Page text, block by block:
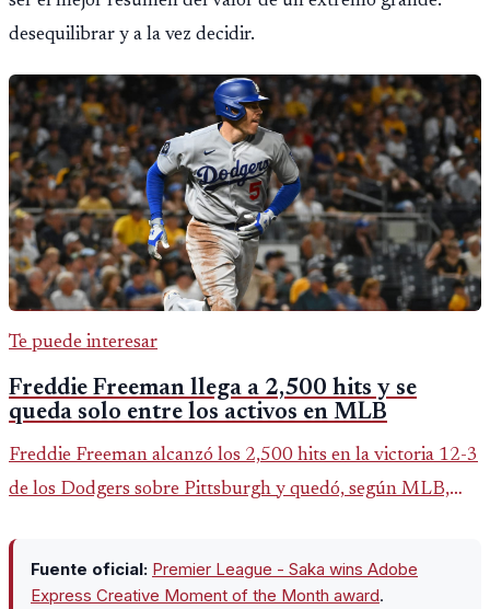
desequilibrar y a la vez decidir.
Te puede interesar
Freddie Freeman llega a 2,500 hits y se
queda solo entre los activos en MLB
Freddie Freeman alcanzó los 2,500 hits en la victoria 12-3
de los Dodgers sobre Pittsburgh y quedó, según MLB,
Fuente oficial: Premier League - Saka wins Adobe
Express Creative Moment of the Month award.